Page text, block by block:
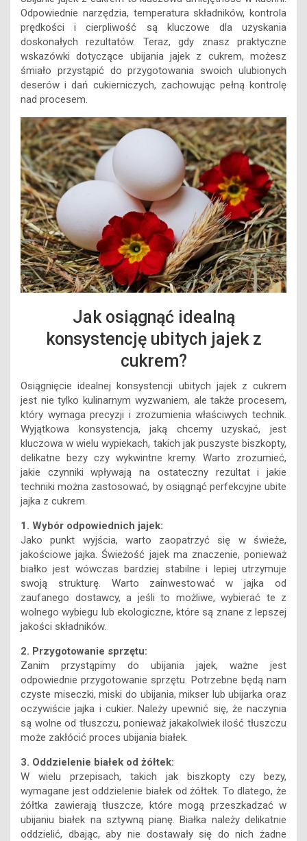
Odpowiednie narzędzia, temperatura składników, kontrola
prędkości i cierpliwość są kluczowe dla uzyskania
doskonałych rezultatów. Teraz, gdy znasz praktyczne
wskazówki dotyczące ubijania jajek z cukrem, możesz
śmiało przystąpić do przygotowania swoich ulubionych
deserów i dań cukierniczych, zachowując pełną kontrolę
nad procesem.
Jak osiągnąć idealną
konsystencję ubitych jajek z
cukrem?
Osiągnięcie idealnej konsystencji ubitych jajek z cukrem
jest nie tylko kulinarnym wyzwaniem, ale także procesem,
który wymaga precyzji i zrozumienia właściwych technik.
Wyjątkowa konsystencja, jaką chcemy uzyskać, jest
kluczowa w wielu wypiekach, takich jak puszyste biszkopty,
delikatne bezy czy wykwintne kremy. Warto zrozumieć,
jakie czynniki wpływają na ostateczny rezultat i jakie
techniki można zastosować, by osiągnąć perfekcyjne ubite
jajka z cukrem.
1. Wybór odpowiednich jajek:
Jako punkt wyjścia, warto zaopatrzyć się w świeże,
jakościowe jajka. Świeżość jajek ma znaczenie, ponieważ
białko jest wówczas bardziej stabilne i lepiej utrzymuje
swoją strukturę. Warto zainwestować w jajka od
zaufanego dostawcy, a jeśli to możliwe, wybierać te z
wolnego wybiegu lub ekologiczne, które są znane z lepszej
jakości składników.
2. Przygotowanie sprzętu:
Zanim przystąpimy do ubijania jajek, ważne jest
odpowiednie przygotowanie sprzętu. Potrzebne będą nam
czyste miseczki, miski do ubijania, mikser lub ubijarka oraz
oczywiście jajka i cukier. Należy upewnić się, że naczynia
są wolne od tłuszczu, ponieważ jakakolwiek ilość tłuszczu
może zakłócić proces ubijania białek.
3. Oddzielenie białek od żółtek:
W wielu przepisach, takich jak biszkopty czy bezy,
wymagane jest oddzielenie białek od żółtek. To dlatego, że
żółtka zawierają tłuszcze, które mogą przeszkadzać w
ubijaniu białek na sztywną pianę. Białka należy delikatnie
oddzielić, dbając, aby nie dostawały się do nich żadne